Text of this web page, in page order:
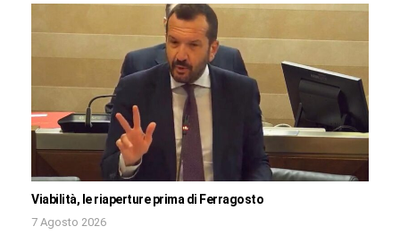
Viabilità, le riaperture prima di Ferragosto
7 Agosto 2026